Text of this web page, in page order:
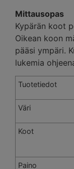
Mittausopas
Kypärän koot
Oikean koon
pääsi ympäri.
lukemia
Tuotetiedot
Väri
Koot
Paino